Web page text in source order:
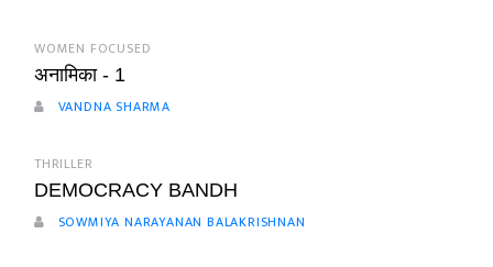
WOMEN FOCUSED
अनामिका - 1
VANDNA SHARMA
THRILLER
DEMOCRACY BANDH
SOWMIYA NARAYANAN BALAKRISHNAN